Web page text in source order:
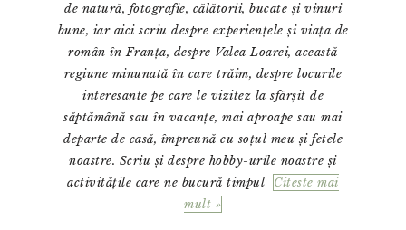
de natură, fotografie, călătorii, bucate și vinuri
bune, iar aici scriu despre experiențele și viața de
român în Franța, despre Valea Loarei, această
regiune minunată în care trăim, despre locurile
interesante pe care le vizitez la sfârșit de
săptămână sau în vacanțe, mai aproape sau mai
departe de casă, împreună cu soțul meu și fetele
noastre. Scriu și despre hobby-urile noastre și
activitățile care ne bucură timpul
Citeste mai
mult »